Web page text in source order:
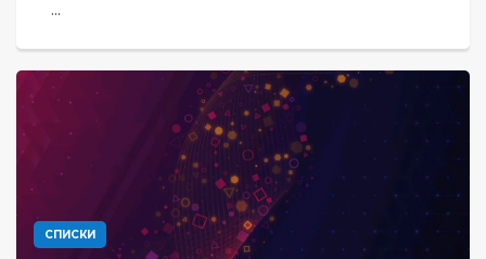
...
СПИСКИ